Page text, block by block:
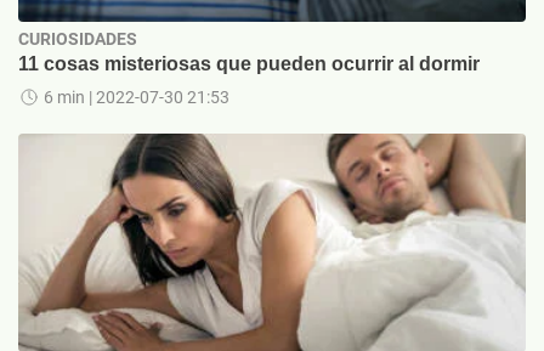
CURIOSIDADES
11 cosas misteriosas que pueden ocurrir al dormir
6 min | 2022-07-30 21:53